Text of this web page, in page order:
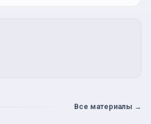
Все материалы →